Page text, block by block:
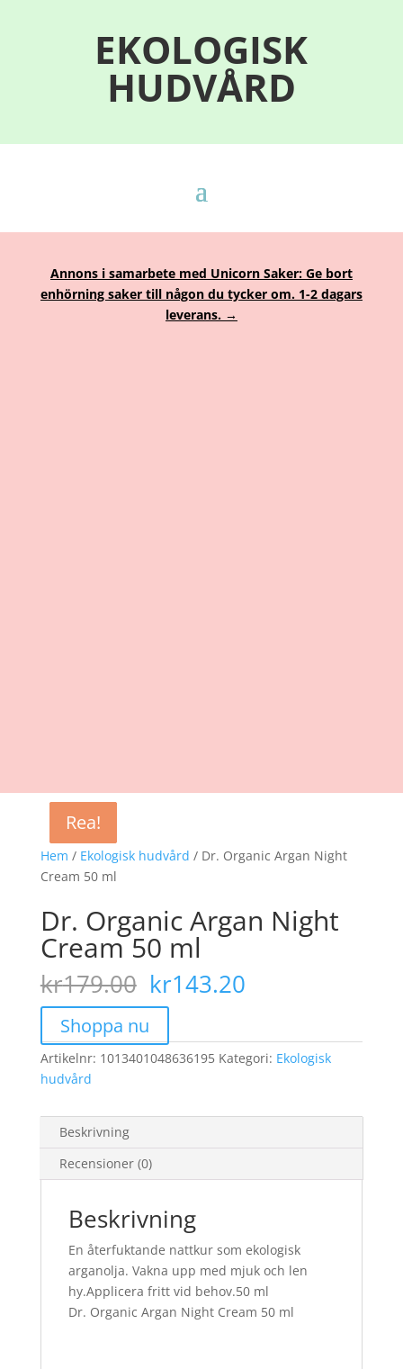
EKOLOGISK
HUDVÅRD
Annons i samarbete med Unicorn Saker: Ge bort
enhörning saker till någon du tycker om. 1-2 dagars
leverans. →
Hem / Ekologisk hudvård / Dr. Organic Argan Night
Cream 50 ml
Rea!
Dr. Organic Argan Night
Cream 50 ml
kr179.00 Det
ursprungliga
priset
var:
kr179.00.
kr143.20Det
är:
kr143.20.
Shoppa nu
Artikelnr: 1013401048636195 Kategori: Ekologisk
hudvård
Beskrivning
Recensioner (0)
Beskrivning
En återfuktande nattkur som ekologisk
arganolja. Vakna upp med mjuk och len
hy.Applicera fritt vid behov.50 ml
Dr. Organic Argan Night Cream 50 ml
Rea!
Rea!
Rea!